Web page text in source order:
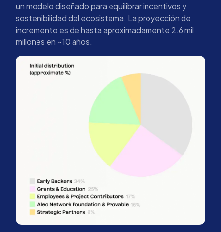
un modelo diseñado para equilibrar incentivos y
sostenibilidad del ecosistema. La proyección de
incremento es de hasta aproximadamente 2.6 mil
millones en ~10 años.